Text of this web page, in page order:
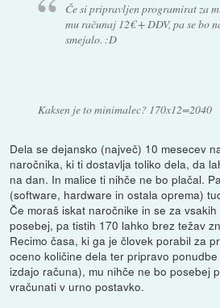
Če si pripravljen programirat za
mu računaj 12€ + DDV, pa se bo
smejalo. :D
Kaksen je to minimalec? 170x12=2040
Dela se dejansko (največ) 10 mesecev
naročnika, ki ti dostavlja toliko dela, da
na dan. In malice ti nihče ne bo plačal.
(software, hardware in ostala oprema)
Če moraš iskat naročnike in se za
posebej, pa tistih 170 lahko brez težav
Recimo časa, ki ga je človek porabil za
oceno količine dela ter pripravo
izdajo računa), mu nihče ne bo posebej
vračunati v urno postavko.